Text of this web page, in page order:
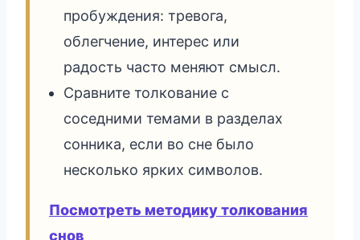
пробуждения: тревога,
облегчение, интерес или
радость часто меняют смысл.
Сравните толкование с
соседними темами в разделах
сонника, если во сне было
несколько ярких символов.
Посмотреть методику толкования
снов